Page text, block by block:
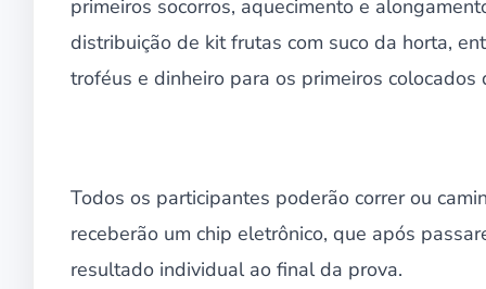
primeiros socorros, aquecimento e
distribuição de kit frutas com suco da horta,
troféus e dinheiro para os primeiros colocados
Todos os participantes poderão correr ou
receberão um chip eletrônico, que após
resultado individual ao final da prova.